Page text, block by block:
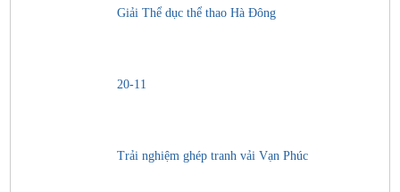
Giải Thể dục thể thao Hà Đông
20-11
Trải nghiệm ghép tranh vải Vạn Phúc